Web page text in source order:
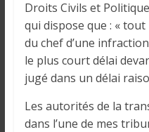
Droits Civils et
qui dispose que : «
du chef d’une
le plus court délai
jugé dans un délai
Les autorités de la
dans l’une de mes